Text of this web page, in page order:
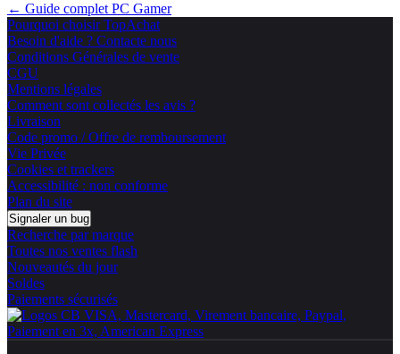
← Guide complet PC Gamer
Pourquoi choisir TopAchat
Besoin d'aide ? Contacte nous
Conditions Générales de vente
CGU
Mentions légales
Comment sont collectés les avis ?
Livraison
Code promo / Offre de remboursement
Vie Privée
Cookies et trackers
Accessibilité : non conforme
Plan du site
Signaler un bug
Recherche par marque
Toutes nos ventes flash
Nouveautés du jour
Soldes
Paiements sécurisés